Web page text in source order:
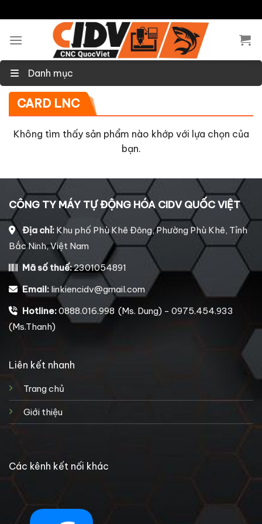
to
content
Danh mục
CARD LNC
Không tìm thấy sản phẩm nào khớp với lựa chọn của
bạn.
CÔNG TY MÁY TỰ ĐỘNG HÓA CIDV QUỐC VIỆT
Địa chỉ: Khu phố Phù Khê Đông, Phường Phù Khê, Tỉnh
Bắc Ninh, Việt Nam
Mã số thuế:2301054891
Email: linkiencidv@gmail.com
Hotline:0888.016.998 (Ms. Dung) - 0975.454.933
(Ms.Thanh)
Liên kết nhanh
Trang chủ
Giới thiệu
Các kênh kết nối khác